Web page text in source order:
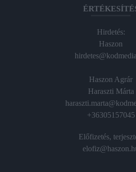
Hirdetés:
Haszon
Haszon Agrár
Haraszti Márta
+36305157045
Előfizetés,